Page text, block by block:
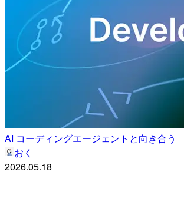
AI コーディングエージェントと向き合う
おく
2026.05.18